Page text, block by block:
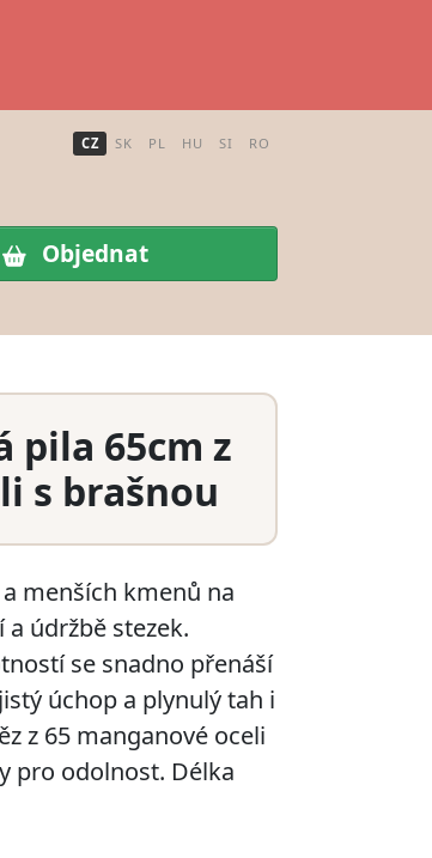
CZ SK PL HU SI RO
Objednat
pila 65cm z
s brašnou
menších kmenů na
údržbě stezek.
se snadno přenáší
úchop a plynulý tah i
z 65 manganové oceli
pro odolnost. Délka